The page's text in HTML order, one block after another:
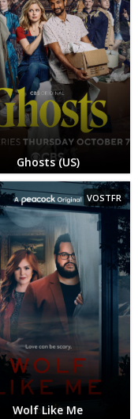
Ghosts (US)
VOSTFR
Wolf Like Me